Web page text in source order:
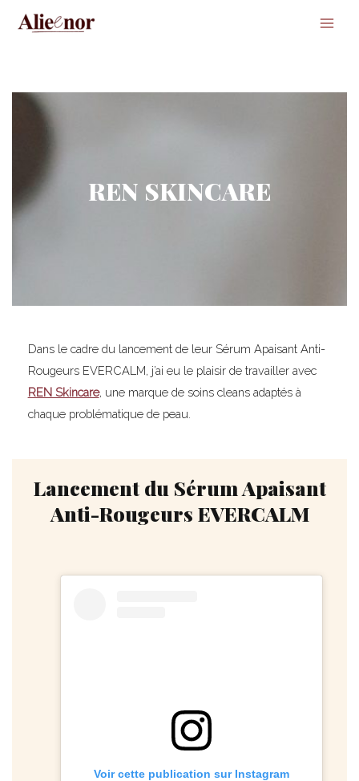
REN SKINCARE
Dans le cadre du lancement de leur Sérum Apaisant Anti-
Rougeurs EVERCALM, j’ai eu le plaisir de travailler avec
REN Skincare, une marque de soins cleans adaptés à
chaque problématique de peau.
Lancement du Sérum Apaisant
Anti-Rougeurs EVERCALM
Voir cette publication sur Instagram